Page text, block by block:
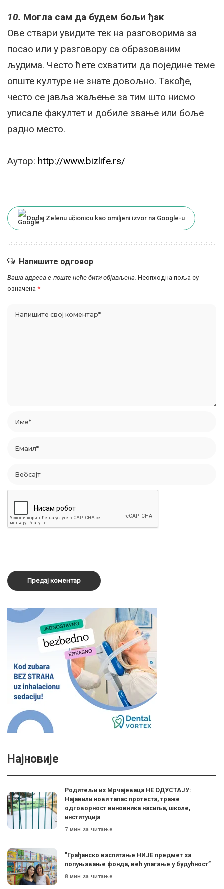
10. Могла сам да будем бољи ђак
Ове ствари увидите тек на разговорима за
посао или у разговору са образованим
људима. Често ћете схватити да поједине теме
опште културе не знате довољно. Такође,
често се јавља жаљење за тим што нисмо
уписале факултет и добиле звање или боље
радно место.
Аутор: http://www.bizlife.rs/
Dodaj Zelenu učionicu kao omiljeni izvor na Google-u
Напишите одговор
Ваша адреса е-поште неће бити објављена. Неопходна поља су
означена *
Најновије
Родитељи из Мрчајеваца НЕ ОДУСТАЈУ:
Најавили нови талас протеста, траже
одговорност виновника насиља, школе,
институција
7 мин за читање
”Грађанско васпитање НИЈЕ предмет за
попуњавање фонда, већ улагање у будућност”
8 мин за читање